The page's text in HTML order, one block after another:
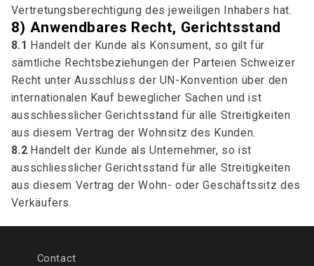
Vertretungsberechtigung des jeweiligen Inhabers hat.
8) Anwendbares Recht, Gerichtsstand
8.1 Handelt der Kunde als Konsument, so gilt für
sämtliche Rechtsbeziehungen der Parteien Schweizer
Recht unter Ausschluss der UN-Konvention über den
internationalen Kauf beweglicher Sachen und ist
ausschliesslicher Gerichtsstand für alle Streitigkeiten
aus diesem Vertrag der Wohnsitz des Kunden.
8.2 Handelt der Kunde als Unternehmer, so ist
ausschliesslicher Gerichtsstand für alle Streitigkeiten
aus diesem Vertrag der Wohn- oder Geschäftssitz des
Verkäufers.
Contact